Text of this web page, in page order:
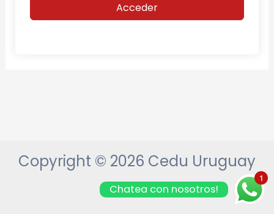
Acceder
Copyright © 2026 Cedu Uruguay
1
Chatea con nosotros!